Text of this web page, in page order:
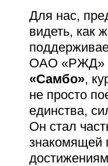
Для нас,
видеть, как
ОАО «РЖД»
«Самбо»,
не просто
единства,
Он стал
знакомящей